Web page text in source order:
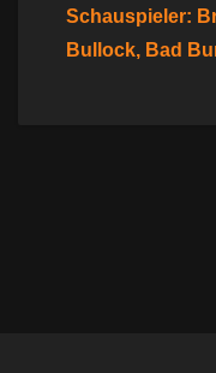
Schauspieler:
Bullock, Bad